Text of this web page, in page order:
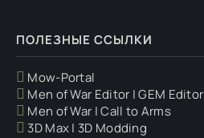
ПОЛЕЗНЫЕ ССЫЛКИ
Mow-Portal
Men of War Editor | GEM Editor
Men of War | Call to Arms
3D Max | 3D Modding